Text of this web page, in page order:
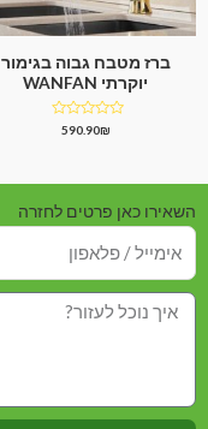
ברז מטבח גבוה בגימור
יוקרתי WANFAN
דורג590.90₪
השאירו כאן פרטים לחזרה